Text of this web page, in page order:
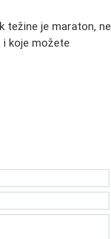
težine je maraton, ne
i koje možete